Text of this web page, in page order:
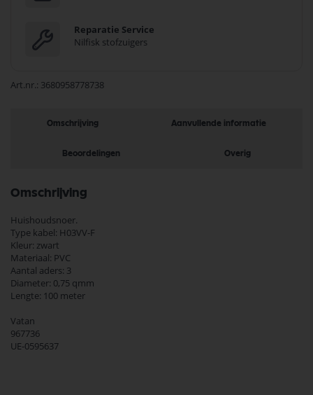
Reparatie Service
Nilfisk stofzuigers
Art.nr. 3680958778738
Omschrijving Aanvullende informatie
Beoordelingen Overig
Omschrijving
Huishoudsnoer.
Type kabel: H03VV-F
Kleur: zwart
Materiaal: PVC
Aantal aders: 3
Diameter: 0,75 qmm
Lengte: 100 meter
Vatan
967736
UE-0595637